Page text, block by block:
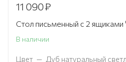
11 090₽
Стол письменный с 2 ящиками
В наличии
Цвет — Дуб натуральный